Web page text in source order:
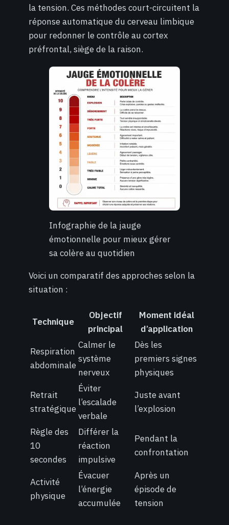
la tension. Ces méthodes court-circuitent la
réponse automatique du cerveau limbique
pour redonner le contrôle au cortex
préfrontal, siège de la raison.
Infographie de la jauge
émotionnelle pour mieux gérer
sa colère au quotidien
Voici un comparatif des approches selon la
situation :
Technique
Objectif
principal
Moment idéal
d’application
Respiration
abdominale
Calmer le
système
nerveux
Dès les
premiers signes
physiques
Retrait
stratégique
Éviter
l’escalade
verbale
Juste avant
l’explosion
Règle des
10
secondes
Différer la
réaction
impulsive
Pendant la
confrontation
Activité
physique
Évacuer
l’énergie
accumulée
Après un
épisode de
tension